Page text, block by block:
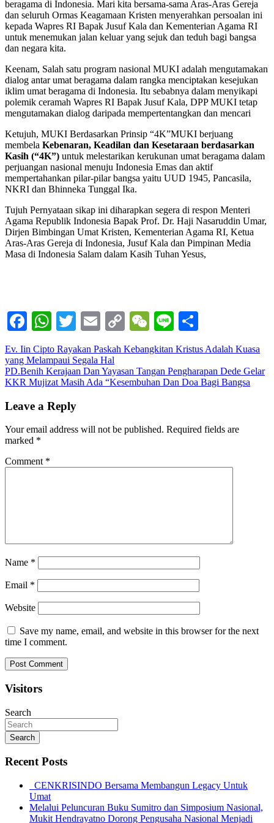
beragama di Indonesia. Mari kita bersama-sama Aras-Aras Gereja
dan seluruh Ormas Keagamaan Kristen menyerahkan persoalan ini
kepada Wapres RI Bapak Jusuf Kala dan Kementerian Agama RI
untuk menemukan jalan keluar yang sejuk dan teduh bagi bangsa
dan negara kita.
Keenam, Salah satu program nasional MUKI adalah mengutamakan
dialog antar umat beragama dalam rangka menciptakan kesejukan
iklim umat beragama di Indonesia. Itu sebabnya dalam menyikapi
polemik ceramah Wapres RI Bapak Jusuf Kala, DPP MUKI tetap
mengutamakan dialog daripada mempertentangkan dan mencari
Ketujuh, MUKI Berdasarkan Prinsip “4K”MUKI berjuang
membela Kebenaran, Keadilan dan Kesetaraan berdasarkan
Kasih (“4K”) untuk melestarikan kerukunan umat beragama dalam
perjuangan nasional menuju Indonesia Emas dan aktif
mempertahankan pilar-pilar bangsa yaitu UUD 1945, Pancasila,
NKRI dan Bhinneka Tunggal Ika.
Tujuh Pernyataan sikap ini diharapkan segera di respon Menteri
Agama Republik Indonesia Bapak Prof. Dr. Haji Nasaruddin Umar,
Dirjen Bimbingan Umat Kristen, Kementerian Agama RI, Ketua
Aras-Aras Gereja di Indonesia, Jusuf Kala dan Pimpinan Media
Masa di Indonesia Salam dalam Kasih Tuhan Yesus,
Facebook
WhatsApp
Twitter
EmailCopy
Link
WeChat
Line
Post
navigation
Ev. Iin Cipto Rayakan Paskah Kebangkitan Kristus Adalah Kuasa
yang Melampaui Segala Hal
PD.Benih Kerajaan Dan Yayasan Tangan Pengharapan Dede Gelar
KKR Mujizat Masih Ada “Kesembuhan Dan Doa Bagi Bangsa
Leave a Reply
Your email address will not be published. Required fields are
marked *
Comment *
Name *
Email *
Website
Save my name, email, and website in this browser for the next
time I comment.
Visitors
Search
Search
Recent Posts
CENKRISINDO Bersama Membangun Legacy Untuk
Umat
Melalui Peluncuran Buku Sumitro dan Simposium Nasional,
Mukit Hendrayatno Dorong Pengusaha Nasional Menjadi